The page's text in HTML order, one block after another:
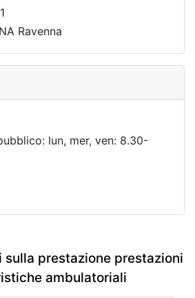
Ravenna
lun, mer, ven: 8.30-
prestazione prestazioni
ambulatoriali